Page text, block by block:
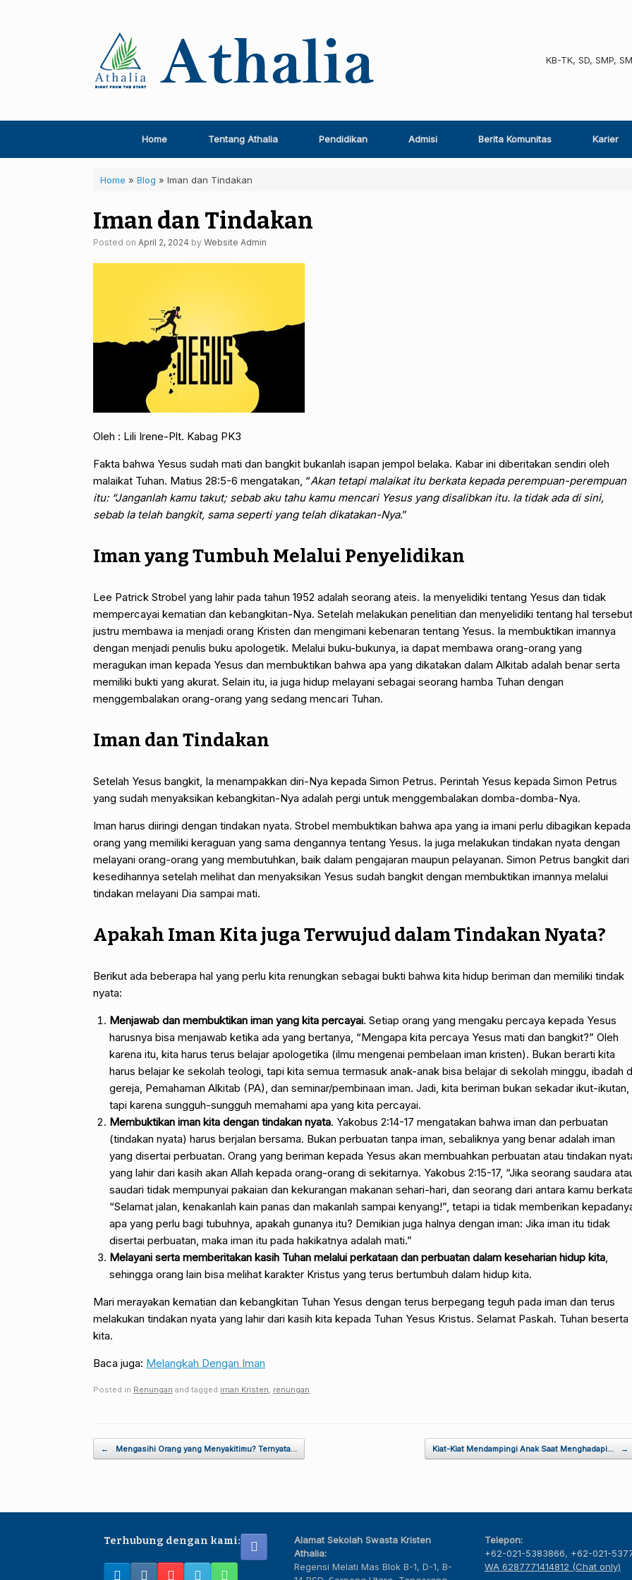
KB-TK, SD, SMP,
Home Tentang Athalia Pendidikan Admisi Berita Komunitas Karier
Home » Blog » Iman dan Tindakan
Iman dan Tindakan
Posted on April 2, 2024 by Website Admin
Oleh : Lili Irene-Plt. Kabag PK3
Fakta bahwa Yesus sudah mati dan bangkit bukanlah isapan jempol belaka. Kabar ini diberitakan sendiri oleh
malaikat Tuhan. Matius 28:5-6 mengatakan, “Akan tetapi malaikat itu berkata kepada perempuan-perempuan
itu: “Janganlah kamu takut; sebab aku tahu kamu mencari Yesus yang disalibkan itu. Ia tidak ada di sini,
sebab Ia telah bangkit, sama seperti yang telah dikatakan-Nya.”
Iman yang Tumbuh Melalui Penyelidikan
Lee Patrick Strobel yang lahir pada tahun 1952 adalah seorang ateis. Ia menyelidiki tentang Yesus dan tidak
mempercayai kematian dan kebangkitan-Nya. Setelah melakukan penelitian dan menyelidiki tentang hal
justru membawa ia menjadi orang Kristen dan mengimani kebenaran tentang Yesus. Ia membuktikan imannya
dengan menjadi penulis buku apologetik. Melalui buku-bukunya, ia dapat membawa orang-orang yang
meragukan iman kepada Yesus dan membuktikan bahwa apa yang dikatakan dalam Alkitab adalah benar serta
memiliki bukti yang akurat. Selain itu, ia juga hidup melayani sebagai seorang hamba Tuhan dengan
menggembalakan orang-orang yang sedang mencari Tuhan.
Iman dan Tindakan
Setelah Yesus bangkit, Ia menampakkan diri-Nya kepada Simon Petrus. Perintah Yesus kepada Simon Petrus
yang sudah menyaksikan kebangkitan-Nya adalah pergi untuk menggembalakan domba-domba-Nya.
Iman harus diiringi dengan tindakan nyata. Strobel membuktikan bahwa apa yang ia imani perlu dibagikan kepada
orang yang memiliki keraguan yang sama dengannya tentang Yesus. Ia juga melakukan tindakan nyata dengan
melayani orang-orang yang membutuhkan, baik dalam pengajaran maupun pelayanan. Simon Petrus bangkit dari
kesedihannya setelah melihat dan menyaksikan Yesus sudah bangkit dengan membuktikan imannya melalui
tindakan melayani Dia sampai mati.
Apakah Iman Kita juga Terwujud dalam Tindakan Nyata?
Berikut ada beberapa hal yang perlu kita renungkan sebagai bukti bahwa kita hidup beriman dan memiliki tindak
nyata:
Menjawab dan membuktikan iman yang kita percayai. Setiap orang yang mengaku percaya kepada Yesus
harusnya bisa menjawab ketika ada yang bertanya, “Mengapa kita percaya Yesus mati dan bangkit?” Oleh
karena itu, kita harus terus belajar apologetika (ilmu mengenai pembelaan iman kristen). Bukan berarti kita
harus belajar ke sekolah teologi, tapi kita semua termasuk anak-anak bisa belajar di sekolah minggu, ibadah
gereja, Pemahaman Alkitab (PA), dan seminar/pembinaan iman. Jadi, kita beriman bukan sekadar ikut-ikutan,
tapi karena sungguh-sungguh memahami apa yang kita percayai.
Membuktikan iman kita dengan tindakan nyata. Yakobus 2:14-17 mengatakan bahwa iman dan perbuatan
(tindakan nyata) harus berjalan bersama. Bukan perbuatan tanpa iman, sebaliknya yang benar adalah iman
yang disertai perbuatan. Orang yang beriman kepada Yesus akan membuahkan perbuatan atau tindakan
yang lahir dari kasih akan Allah kepada orang-orang di sekitarnya. Yakobus 2:15-17, “Jika seorang saudara
saudari tidak mempunyai pakaian dan kekurangan makanan sehari-hari, dan seorang dari antara kamu
“Selamat jalan, kenakanlah kain panas dan makanlah sampai kenyang!”, tetapi ia tidak memberikan
apa yang perlu bagi tubuhnya, apakah gunanya itu? Demikian juga halnya dengan iman: Jika iman itu tidak
disertai perbuatan, maka iman itu pada hakikatnya adalah mati.”
Melayani serta memberitakan kasih Tuhan melalui perkataan dan perbuatan dalam keseharian hidup kita,
sehingga orang lain bisa melihat karakter Kristus yang terus bertumbuh dalam hidup kita.
Mari merayakan kematian dan kebangkitan Tuhan Yesus dengan terus berpegang teguh pada iman dan terus
melakukan tindakan nyata yang lahir dari kasih kita kepada Tuhan Yesus Kristus. Selamat Paskah. Tuhan beserta
kita.
Baca juga: Melangkah Dengan Iman
Posted in Renungan and tagged iman Kristen renungan
Post navigation
← Mengasihi Orang yang Menyakitimu? Ternyata… Kiat-Kiat Mendampingi Anak Saat Menghadapi… →
Terhubung dengan kami:
Alamat Sekolah Swasta Kristen
Athalia:
Regensi Melati Mas Blok B-1, D-1, B-
Telepon:
+62-021-5383866, +62-021-
WA 6287771414812 (Chat only)